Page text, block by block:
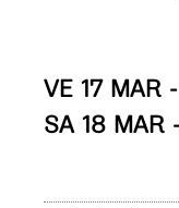
VE 17 MAR
SA 18 MAR